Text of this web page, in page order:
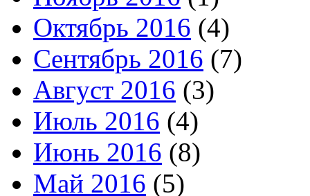
Октябрь 2016 (4)
Сентябрь 2016 (7)
Август 2016 (3)
Июль 2016 (4)
Июнь 2016 (8)
Май 2016 (5)